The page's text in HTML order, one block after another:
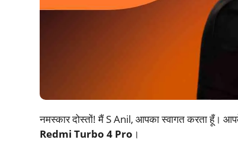
नमस्कार दोस्तों! मैं S Anil, आपका स्वागत करता हूँ।
Redmi Turbo 4 Pro ।